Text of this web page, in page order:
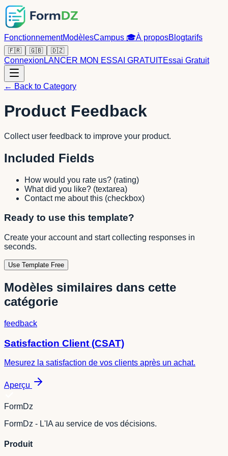
FonctionnementModèlesCampus 🎓À proposBlogtarifs
🇫🇷 🇬🇧 🇩🇿
Connexion LANCER MON ESSAI GRATUITEssai Gratuit
← Back to Category
Product Feedback
Collect user feedback to improve your product.
Included Fields
How would you rate us? (rating)
What did you like? (textarea)
Contact me about this (checkbox)
Ready to use this template?
Create your account and start collecting responses in
seconds.
Use Template Free
Modèles similaires dans cette
catégorie
feedback
Satisfaction Client (CSAT)
Mesurez la satisfaction de vos clients après un achat.
Aperçu
FormDz
FormDz - L'IA au service de vos décisions.
Produit